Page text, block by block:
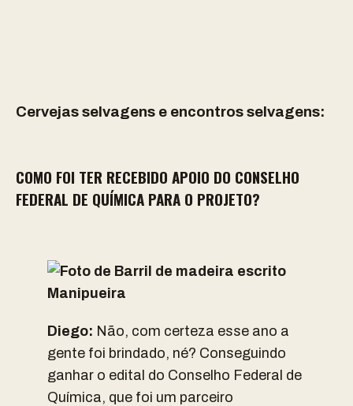
Cervejas selvagens e encontros selvagens:
COMO FOI TER RECEBIDO APOIO DO CONSELHO
FEDERAL DE QUÍMICA PARA O PROJETO?
Diego: Não, com certeza esse ano a
gente foi brindado, né? Conseguindo
ganhar o edital do Conselho Federal de
Química, que foi um parceiro